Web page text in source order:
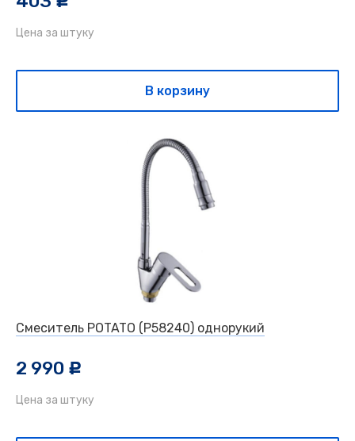
Цена за штуку
В корзину
Смеситель POTATO (P58240) однорукий
2 990 c
Цена за штуку